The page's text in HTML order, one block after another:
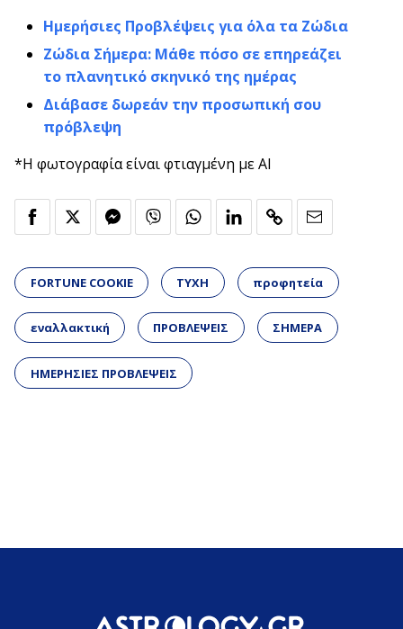
Ημερήσιες Προβλέψεις για όλα τα Ζώδια
Ζώδια Σήμερα: Μάθε πόσο σε επηρεάζει
το πλανητικό σκηνικό της ημέρας
Διάβασε δωρεάν την προσωπική σου
πρόβλεψη
*Η φωτογραφία είναι φτιαγμένη με AI
FORTUNE COOKIE ΤΥΧΗ προφητεία
εναλλακτική ΠΡΟΒΛΕΨΕΙΣ ΣΗΜΕΡΑ
ΗΜΕΡΗΣΙΕΣ ΠΡΟΒΛΕΨΕΙΣ